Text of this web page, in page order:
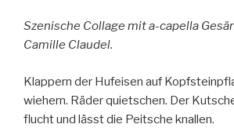
Szenische Collage mit a-capella
Camille Claudel.
Klappern der Hufeisen auf
wiehern. Räder quietschen. Der
flucht und lässt die Peitsche knallen.